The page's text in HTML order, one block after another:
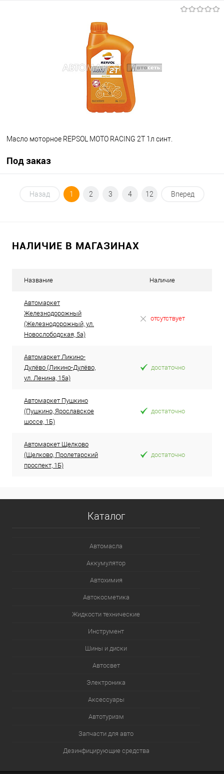
Масло моторное REPSOL MOTO RACING 2T 1л синт.
Под заказ
Под заказ
Назад 1 2 3 4 12 Вперед
НАЛИЧИЕ В МАГАЗИНАХ
Название Наличие
Автомаркет
Железнодорожный
(Железнодорожный, ул.
Новослободская, 5а)
отсутствует
Автомаркет Ликино-
Дулёво (Ликино-Дулёво,
ул. Ленина, 15а)
достаточно
Автомаркет Пушкино
(Пушкино, Ярославское
шоссе, 1Б)
достаточно
Автомаркет Щелково
(Щелково, Пролетарский
проспект, 1Б)
достаточно
Каталог
Автомасла
Аккумулятор
Автохимия
Автокосметика
Жидкости технические
Инструмент
Шины и диски
Автосвет
Электроника
Аксессуары
Автотуризм
Запчасти для авто
Дезинфицирующие средства